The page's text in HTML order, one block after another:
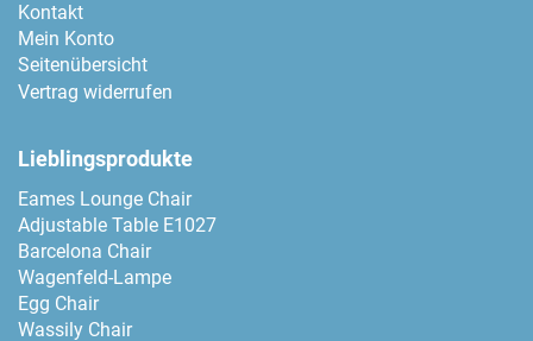
Kontakt
Mein Konto
Seitenübersicht
Vertrag widerrufen
Lieblingsprodukte
Eames Lounge Chair
Adjustable Table E1027
Barcelona Chair
Wagenfeld-Lampe
Egg Chair
Wassily Chair